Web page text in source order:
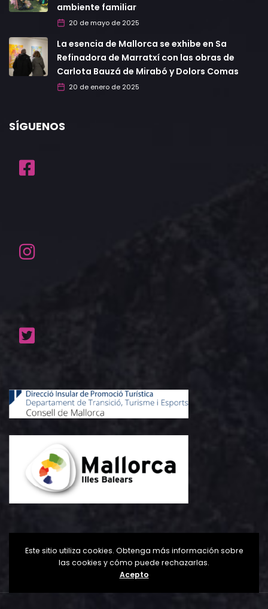
ambiente familiar
20 de mayo de 2025
La esencia de Mallorca se exhibe en Sa
Refinadora de Marratxí con las obras de
Carlota Bauzá de Mirabó y Dolors Comas
20 de enero de 2025
SÍGUENOS
Este sitio utiliza cookies. Obtenga más información sobre
las cookies y cómo puede rechazarlas.
Acepto